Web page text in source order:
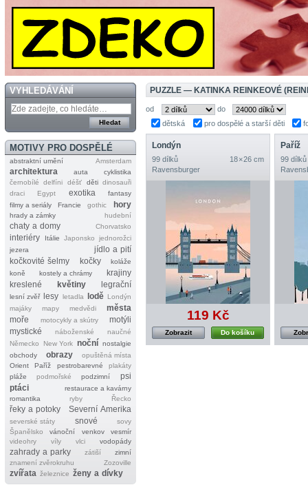
VYHLEDÁVÁNÍ
MOTIVY PRO DOSPĚLÉ
abstraktní umění Amsterdam
architektura auta
cyklistika
černobílé
delfíni déšť děti dinosauři
draci
Egypt exotika
fantasy
filmy a seriály
Francie gothic hory
hrady a zámky hudební
chaty a domy Chorvatsko
interiéry Itálie Japonsko
jednorožci
jezera
jídlo a pití
kočkovité šelmy
kočky
koláže
koně
kostely a chrámy
krajiny
kreslené
květiny legrační
lesní zvěř lesy letadla lodě Londýn
majáky
mapy medvědi
města
moře
motocykly a skútry
motýli
mystické
náboženské
naučné
Německo
New York noční nostalgie
obchody
obrazy
opuštěná místa
Orient
Paříž pestrobarevné
plakáty
pláže
podmořské podzimní
psi
ptáci
restaurace a kavárny
romantika
ryby Řecko
řeky a potoky Severní Amerika
severské státy snové
sovy
Španělsko
vánoční venkov
vesmír
videohry
víly vlci vodopády
zahrady a parky zátiší
zimní
znamení zvěrokruhu
Zozoville
zvířata železnice ženy a dívky
PUZZLE — KATINKA REINKEOVÉ
od
do
dětská
pro dospělé a starší děti
Londýn
99 dílků
18 × 26 cm
Ravensburger
119 Kč
Do košíku
Zobrazit
Paříž
99 dílků